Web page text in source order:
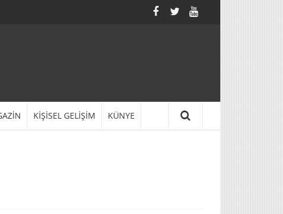
KİŞİSEL GELİŞİM KÜNYE